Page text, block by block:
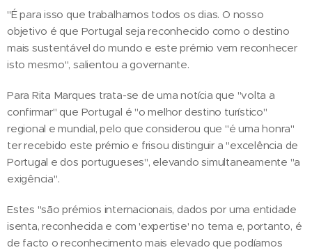
"É para isso que trabalhamos todos os dias. O nosso
objetivo é que Portugal seja reconhecido como o destino
mais sustentável do mundo e este prémio vem reconhecer
isto mesmo", salientou a governante.
Para Rita Marques trata-se de uma notícia que "volta a
confirmar" que Portugal é "o melhor destino turístico"
regional e mundial, pelo que considerou que "é uma honra"
ter recebido este prémio e frisou distinguir a "excelência de
Portugal e dos portugueses", elevando simultaneamente "a
exigência".
Estes "são prémios internacionais, dados por uma entidade
isenta, reconhecida e com 'expertise' no tema e, portanto, é
de facto o reconhecimento mais elevado que podíamos